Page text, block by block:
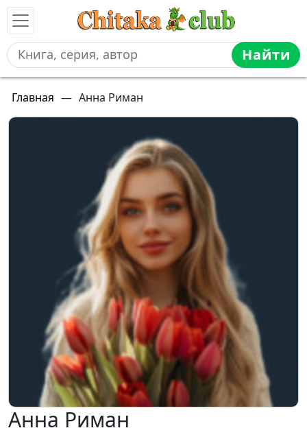
Найти
Главная — Анна Риман
Анна Риман